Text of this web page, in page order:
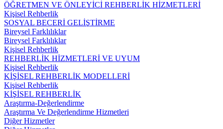
ÖĞRETMEN VE ÖNLEYİCİ REHBERLİK HİZMETLERİ
Kişisel Rehberlik
SOSYAL BECERİ GELİŞTİRME
Bireysel Farklılıklar
Bireysel Farklılıklar
Kişisel Rehberlik
REHBERLİK HİZMETLERİ VE UYUM
Kişisel Rehberlik
KİŞİSEL REHBERLİK MODELLERİ
Kişisel Rehberlik
KİŞİSEL REHBERLİK
Araştırma-Değerlendirme
Araştırma Ve Değerlendirme Hizmetleri
Diğer Hizmetler